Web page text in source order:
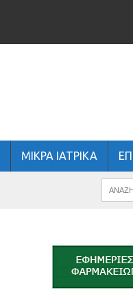
ΜΙΚΡΑ ΙΑΤΡΙΚΑ